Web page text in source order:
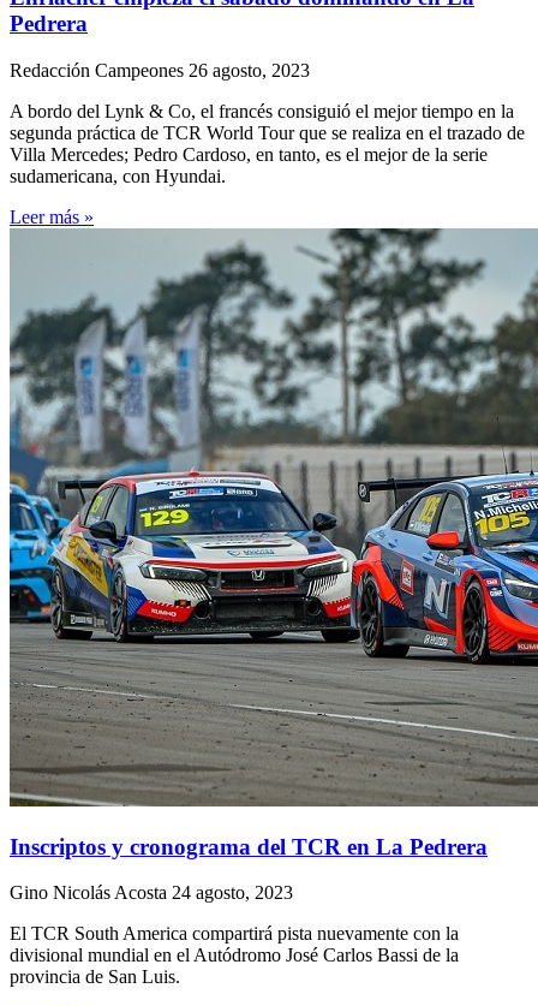
Pedrera
Redacción Campeones 26 agosto, 2023
A bordo del Lynk & Co, el francés consiguió el mejor tiempo en la
segunda práctica de TCR World Tour que se realiza en el trazado de
Villa Mercedes; Pedro Cardoso, en tanto, es el mejor de la serie
sudamericana, con Hyundai.
Leer más »
Inscriptos y cronograma del TCR en La Pedrera
Gino Nicolás Acosta 24 agosto, 2023
El TCR South America compartirá pista nuevamente con la
divisional mundial en el Autódromo José Carlos Bassi de la
provincia de San Luis.